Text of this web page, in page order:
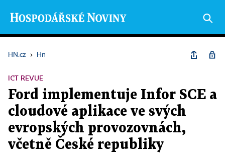
HN.cz › Hn
ICT REVUE
Ford implementuje Infor SCE a
cloudové aplikace ve svých
evropských provozovnách,
včetně České republiky